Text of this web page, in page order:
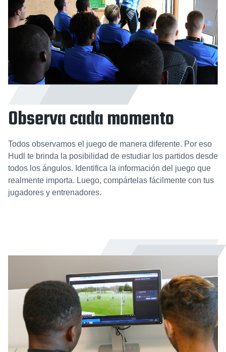
Observa cada momento
Todos observamos el juego de manera diferente. Por eso
Hudl te brinda la posibilidad de estudiar los partidos desde
todos los ángulos. Identifica la información del juego que
realmente importa. Luego, compártelas fácilmente con tus
jugadores y entrenadores.